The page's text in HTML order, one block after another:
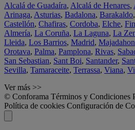
Alcalá de Guadaíra, Alcalá de Henares,
Arinaga, Asturias, Badalona, Barakaldo,
Castellón, Chafiras, Cordoba, Elche,
Almería, La Coruña, La Laguna, La
Lleida, Los Barrios, Madrid,
Orotava, Palma, Pamplona, Rivas,
San Sebastian, Sant Boi, Santander,
Sevilla, Tamaraceite, Terrassa, Viana,
Ver más >>
© Conforama Términos y Condiciones
Política de cookies Configuración de